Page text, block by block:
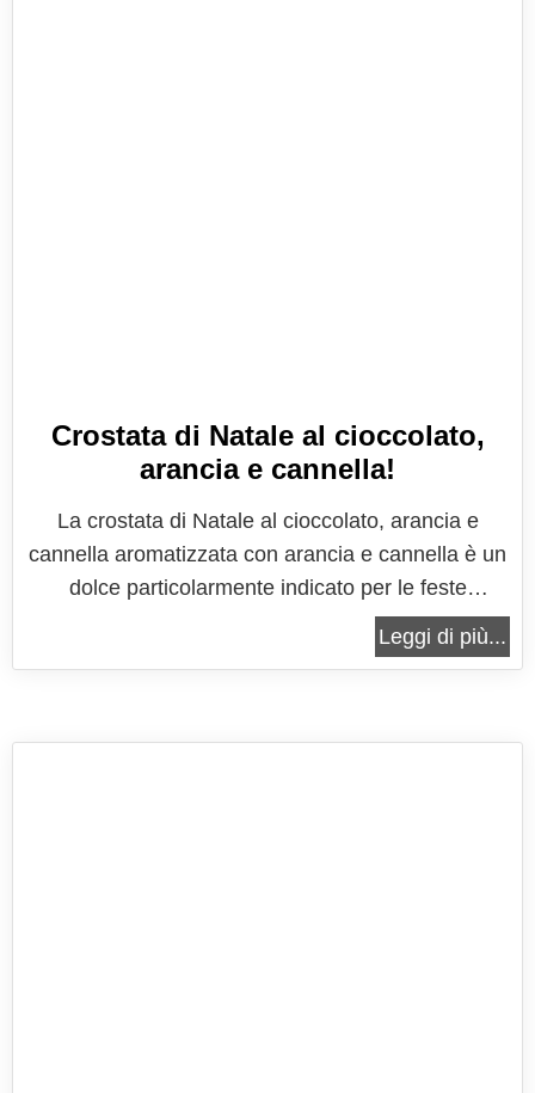
Crostata di Natale al cioccolato,
arancia e cannella!
La crostata di Natale al cioccolato, arancia e
cannella aromatizzata con arancia e cannella è un
dolce particolarmente indicato per le feste
natalizie, proprio grazie all'aspetto festoso e al
profumo delle tipiche spezie utilizzate in queste
Leggi di più...